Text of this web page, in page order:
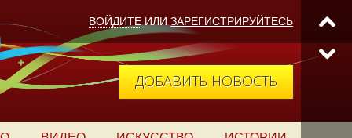
ВОЙДИТЕ ИЛИ ЗАРЕГИСТРИРУЙТЕСЬ
ДОБАВИТЬ НОВОСТЬ